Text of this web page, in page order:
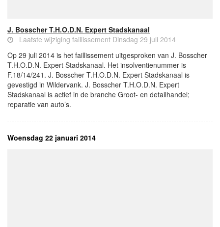
J. Bosscher T.H.O.D.N. Expert Stadskanaal
Laatste wijziging faillissement Dinsdag 29 juli 2014
Op 29 juli 2014 is het faillissement uitgesproken van J. Bosscher
T.H.O.D.N. Expert Stadskanaal. Het insolventienummer is
F.18/14/241. J. Bosscher T.H.O.D.N. Expert Stadskanaal is
gevestigd in Wildervank. J. Bosscher T.H.O.D.N. Expert
Stadskanaal is actief in de branche Groot- en detailhandel;
reparatie van auto’s.
Woensdag 22 januari 2014